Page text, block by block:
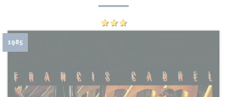
1985